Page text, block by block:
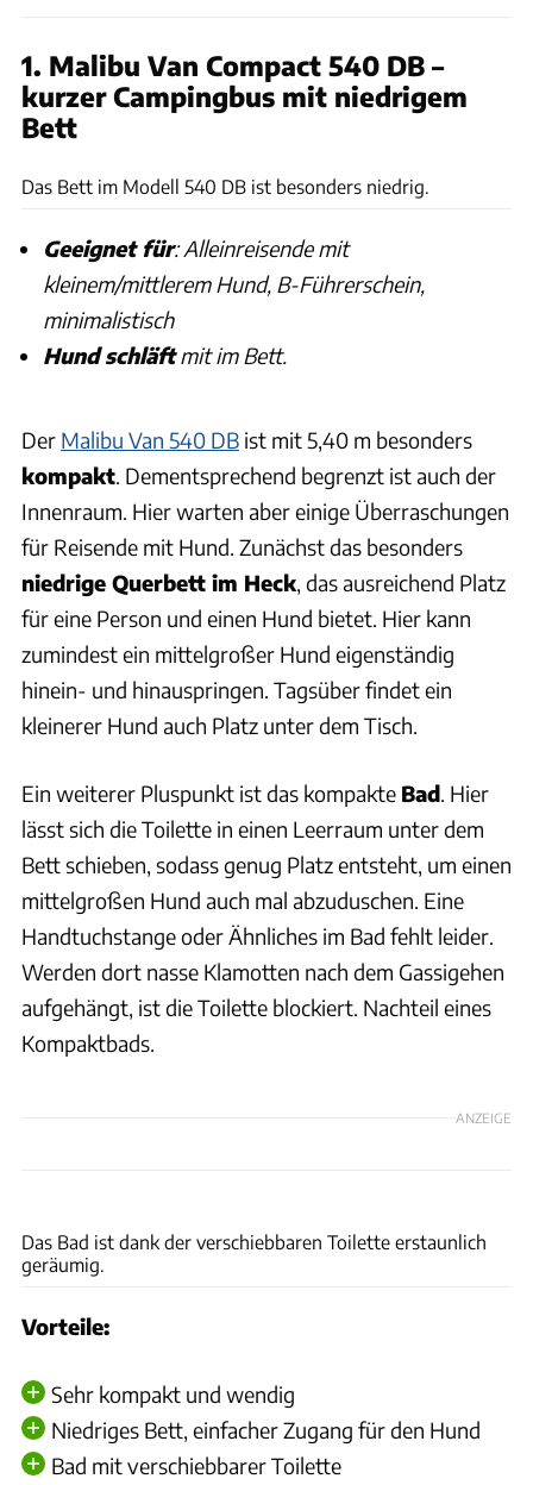
1. Malibu Van Compact 540 DB –
kurzer Campingbus mit niedrigem
Bett
Das Bett im Modell 540 DB ist besonders niedrig.
Geeignet für: Alleinreisende mit
kleinem/mittlerem Hund, B-Führerschein,
minimalistisch
Hund schläftmit im Bett.
Der Malibu Van 540 DB ist mit 5,40 m besonders
kompakt. Dementsprechend begrenzt ist auch der
Innenraum. Hier warten aber einige Überraschungen
für Reisende mit Hund. Zunächst das besonders
niedrige Querbett im Heck, das ausreichend Platz
für eine Person und einen Hund bietet. Hier kann
zumindest ein mittelgroßer Hund eigenständig
hinein- und hinauspringen. Tagsüber findet ein
kleinerer Hund auch Platz unter dem Tisch.
Ein weiterer Pluspunkt ist das kompakte Bad. Hier
lässt sich die Toilette in einen Leerraum unter dem
Bett schieben, sodass genug Platz entsteht, um einen
mittelgroßen Hund auch mal abzuduschen. Eine
Handtuchstange oder Ähnliches im Bad fehlt leider.
Werden dort nasse Klamotten nach dem Gassigehen
aufgehängt, ist die Toilette blockiert. Nachteil eines
Kompaktbads.
ANZEIGE
Das Bad ist dank der verschiebbaren Toilette erstaunlich
geräumig.
Vorteile:
Sehr kompakt und wendig
Niedriges Bett, einfacher Zugang für den Hund
Bad mit verschiebbarer Toilette